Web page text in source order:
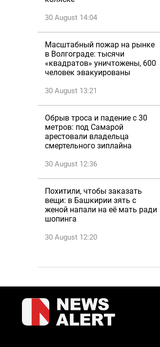
30 August 14:04
Масштабный пожар на рынке
в Волгограде: тысячи
«квадратов» уничтожены, 600
человек эвакуированы
30 August 13:21
Обрыв троса и падение с 30
метров: под Самарой
арестовали владельца
смертельного зиплайна
30 August 12:36
Похитили, чтобы заказать
вещи: в Башкирии зять с
женой напали на её мать ради
шопинга
30 August 12:20